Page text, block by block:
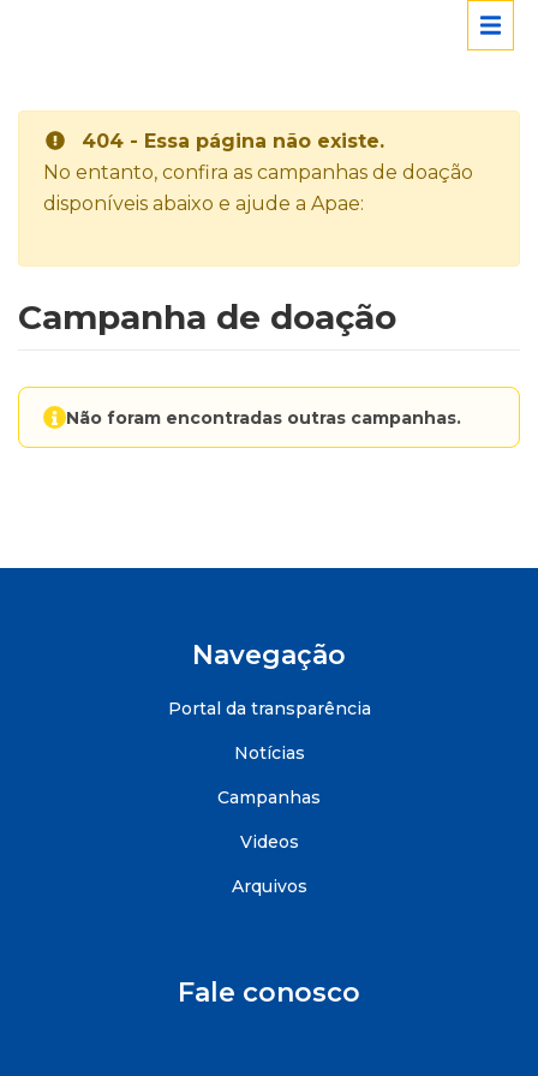
404 - Essa página não existe.
No entanto, confira as campanhas de doação
disponíveis abaixo e ajude a Apae:
Campanha de doação
Não foram encontradas outras campanhas.
Navegação
Portal da transparência
Notícias
Campanhas
Videos
Arquivos
Fale conosco